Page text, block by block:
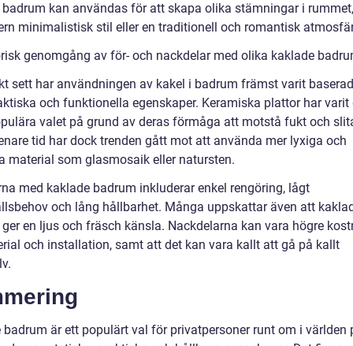
kan användas för att skapa olika stämningar i
minimalistisk stil eller en traditionell och romantisk
genomgång av för- och nackdelar med olika kaklade
sett har användningen av kakel i badrum främst varit
och funktionella egenskaper. Keramiska plattor har varit
valet på grund av deras förmåga att motstå fukt och
tid har dock trenden gått mot att använda mer lyxiga och
material som glasmosaik eller natursten.
med kaklade badrum inkluderar enkel rengöring, lågt
och lång hållbarhet. Många uppskattar även att
en ljus och fräsch känsla. Nackdelarna kan vara högre
och installation, samt att det kan vara kallt att gå på kallt
badrum är ett populärt val för privatpersoner runt om i världen